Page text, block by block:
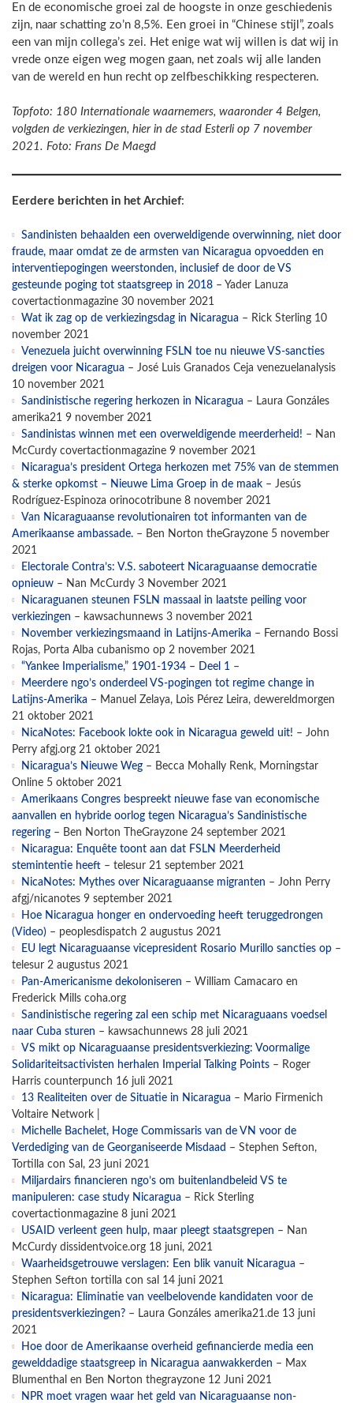
En de economische groei zal de hoogste in onze geschiedenis
zijn, naar schatting zo’n 8,5%. Een groei in “Chinese stijl”, zoals
een van mijn collega’s zei. Het enige wat wij willen is dat wij in
vrede onze eigen weg mogen gaan, net zoals wij alle landen
van de wereld en hun recht op zelfbeschikking respecteren.
Topfoto: 180 Internationale waarnemers, waaronder 4 Belgen,
volgden de verkiezingen, hier in de stad Esterli op 7 november
2021. Foto: Frans De Maegd
Eerdere berichten in het Archief:
Sandinisten behaalden een overweldigende overwinning, niet door
fraude, maar omdat ze de armsten van Nicaragua opvoedden en
interventiepogingen weerstonden, inclusief de door de VS
gesteunde poging tot staatsgreep in 2018 – Yader Lanuza
covertactionmagazine 30 november 2021
Wat ik zag op de verkiezingsdag in Nicaragua – Rick Sterling 10
november 2021
Venezuela juicht overwinning FSLN toe nu nieuwe VS-sancties
dreigen voor Nicaragua – José Luis Granados Ceja venezuelanalysis
10 november 2021
Sandinistische regering herkozen in Nicaragua – Laura Gonzáles
amerika21 9 november 2021
Sandinistas winnen met een overweldigende meerderheid! – Nan
McCurdy covertactionmagazine 9 november 2021
Nicaragua’s president Ortega herkozen met 75% van de stemmen
& sterke opkomst – Nieuwe Lima Groep in de maak – Jesús
Rodríguez-Espinoza orinocotribune 8 november 2021
Van Nicaraguaanse revolutionairen tot informanten van de
Amerikaanse ambassade. – Ben Norton theGrayzone 5 november
2021
Electorale Contra’s: V.S. saboteert Nicaraguaanse democratie
opnieuw – Nan McCurdy 3 November 2021
Nicaraguanen steunen FSLN massaal in laatste peiling voor
verkiezingen – kawsachunnews 3 november 2021
November verkiezingsmaand in Latijns-Amerika – Fernando Bossi
Rojas, Porta Alba cubanismo op 2 november 2021
“Yankee Imperialisme,” 1901-1934 – Deel 1 –
Meerdere ngo’s onderdeel VS-pogingen tot regime change in
Latijns-Amerika – Manuel Zelaya, Lois Pérez Leira, dewereldmorgen
21 oktober 2021
NicaNotes: Facebook lokte ook in Nicaragua geweld uit! – John
Perry afgj.org 21 oktober 2021
Nicaragua’s Nieuwe Weg – Becca Mohally Renk, Morningstar
Online 5 oktober 2021
Amerikaans Congres bespreekt nieuwe fase van economische
aanvallen en hybride oorlog tegen Nicaragua’s Sandinistische
regering – Ben Norton TheGrayzone 24 september 2021
Nicaragua: Enquête toont aan dat FSLN Meerderheid
stemintentie heeft – telesur 21 september 2021
NicaNotes: Mythes over Nicaraguaanse migranten – John Perry
afgj/nicanotes 9 september 2021
Hoe Nicaragua honger en ondervoeding heeft teruggedrongen
(Video) – peoplesdispatch 2 augustus 2021
EU legt Nicaraguaanse vicepresident Rosario Murillo sancties op –
telesur 2 augustus 2021
Pan-Americanisme dekoloniseren – William Camacaro en
Frederick Mills coha.org
Sandinistische regering zal een schip met Nicaraguaans voedsel
naar Cuba sturen – kawsachunnews 28 juli 2021
VS mikt op Nicaraguaanse presidentsverkiezing: Voormalige
Solidariteitsactivisten herhalen Imperial Talking Points – Roger
Harris counterpunch 16 juli 2021
13 Realiteiten over de Situatie in Nicaragua – Mario Firmenich
Voltaire Network |
Michelle Bachelet, Hoge Commissaris van de VN voor de
Verdediging van de Georganiseerde Misdaad – Stephen Sefton,
Tortilla con Sal, 23 juni 2021
Miljardairs financieren ngo’s om buitenlandbeleid VS te
manipuleren: case study Nicaragua – Rick Sterling
covertactionmagazine 8 juni 2021
USAID verleent geen hulp, maar pleegt staatsgrepen – Nan
McCurdy dissidentvoice.org 18 juni, 2021
Waarheidsgetrouwe verslagen: Een blik vanuit Nicaragua –
Stephen Sefton tortilla con sal 14 juni 2021
Nicaragua: Eliminatie van veelbelovende kandidaten voor de
presidentsverkiezingen? – Laura Gonzáles amerika21.de 13 juni
2021
Hoe door de Amerikaanse overheid gefinancierde media een
gewelddadige staatsgreep in Nicaragua aanwakkerden – Max
Blumenthal en Ben Norton thegrayzone 12 Juni 2021
NPR moet vragen waar het geld van Nicaraguaanse non-